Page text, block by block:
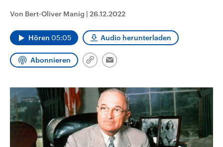
Von Bert-Oliver Manig | 26.12.2022
Hören 05:05 Audio herunterladen
Abonnieren
Link
Email